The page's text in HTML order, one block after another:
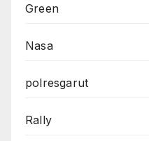
Green
Nasa
polresgarut
Rally